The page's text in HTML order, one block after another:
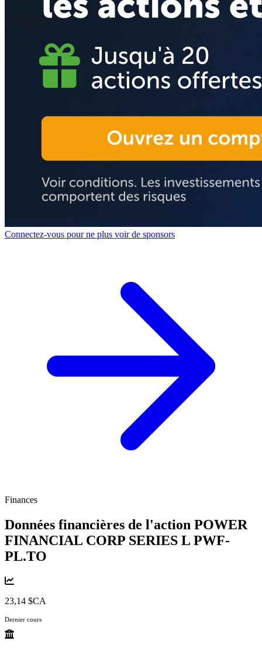
Connectez-vous pour ne plus voir de sponsors
Finances
Données financières de l'action POWER
FINANCIAL CORP SERIES L PWF-
PL.TO
23,14 $CA
Dernier cours